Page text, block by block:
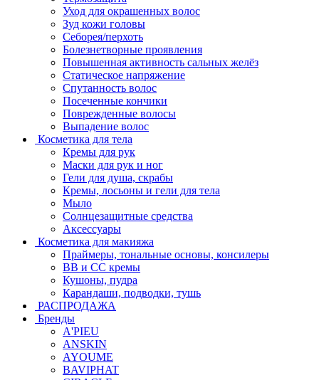
Уход для окрашенных волос
Зуд кожи головы
Себорея/перхоть
Болезнетворные проявления
Повышенная активность сальных желёз
Статическое напряжение
Спутанность волос
Посеченные кончики
Поврежденные волосы
Выпадение волос
Косметика для тела
Кремы для рук
Маски для рук и ног
Гели для душа, скрабы
Кремы, лосьоны и гели для тела
Мыло
Солнцезащитные средства
Аксессуары
Косметика для макияжа
Праймеры, тональные основы, консилеры
BB и CC кремы
Кушоны, пудра
Карандаши, подводки, тушь
РАСПРОДАЖА
Бренды
A'PIEU
ANSKIN
AYOUME
BAVIPHAT